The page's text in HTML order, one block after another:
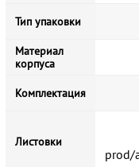
Тип упаковки
Материал
корпуса
Комплектация
Листовки
prod/